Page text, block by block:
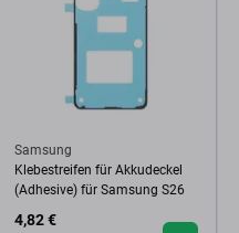
Samsung
Klebestreifen für Akkudeckel
(Adhesive) für Samsung S26
4,82 €